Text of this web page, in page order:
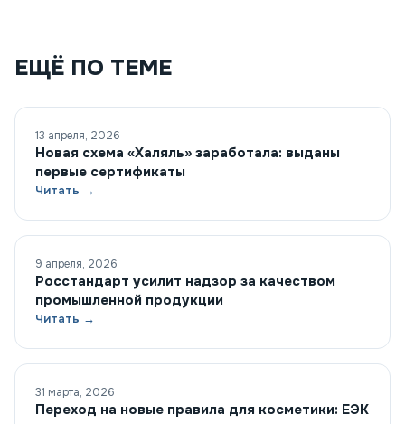
ЕЩЁ ПО ТЕМЕ
13 апреля, 2026
Новая схема «Халяль» заработала: выданы
первые сертификаты
Читать →
9 апреля, 2026
Росстандарт усилит надзор за качеством
промышленной продукции
Читать →
31 марта, 2026
Переход на новые правила для косметики: ЕЭК